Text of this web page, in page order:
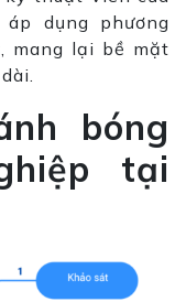
dụng phương
mang lại bề mặt
bóng
tại